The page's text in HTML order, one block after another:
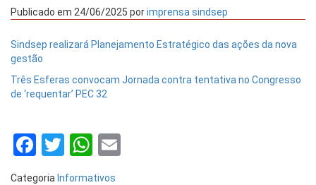
Publicado em 24/06/2025 porimprensa sindsep
Sindsep realizará Planejamento Estratégico das ações da nova
gestão
Três Esferas convocam Jornada contra tentativa no Congresso
de ‘requentar’ PEC 32
Facebook
TwitterWhatsApp
Categoria Informativos